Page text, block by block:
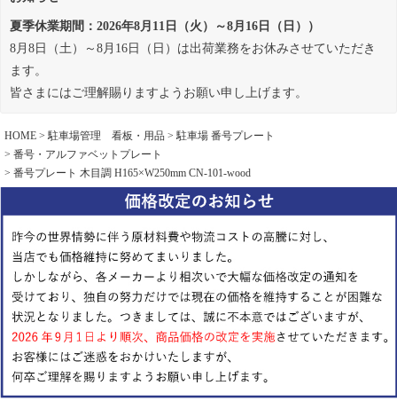
夏季休業期間：2026年8月11日（火）～8月16日（日））
8月8日（土）～8月16日（日）は出荷業務をお休みさせていただき
ます。
皆さまにはご理解賜りますようお願い申し上げます。
HOME 駐車場管理 看板・用品
駐車場 番号プレート
番号・アルファベットプレート
番号プレート 木目調 H165×W250mm CN-101-wood